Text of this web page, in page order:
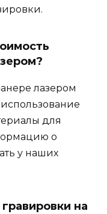
лазером
для
о
у наших
на